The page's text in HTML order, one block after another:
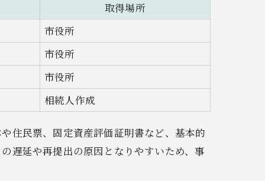
取得場所
市役所
市役所
市役所
相続人作成
住民票、固定資産評価証明書など、基本的
遅延や再提出の原因となりやすいため、事